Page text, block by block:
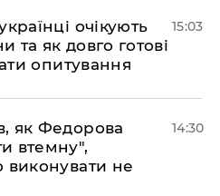
очікують
та як довго готові
опитування
15:03
як Федорова
втемну",
виконувати не
14:30